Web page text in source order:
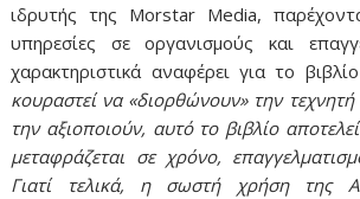
ιδρυτής της Morstar Media,
υπηρεσίες σε οργανισμούς και
χαρακτηριστικά αναφέρει για το
κουραστεί να «διορθώνουν» την
την αξιοποιούν, αυτό το βιβλίο
μεταφράζεται σε χρόνο,
Γιατί τελικά, η σωστή χρήση της